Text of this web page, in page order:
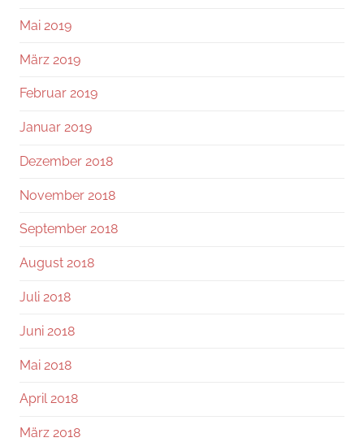
Mai 2019
März 2019
Februar 2019
Januar 2019
Dezember 2018
November 2018
September 2018
August 2018
Juli 2018
Juni 2018
Mai 2018
April 2018
März 2018